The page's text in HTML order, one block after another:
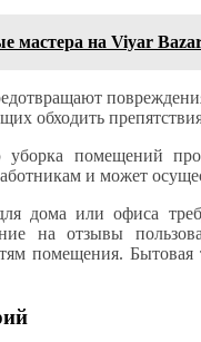
мастера на Viyar
обходить
уборка помещений
и может
дома или офиса
на отзывы
помещения.